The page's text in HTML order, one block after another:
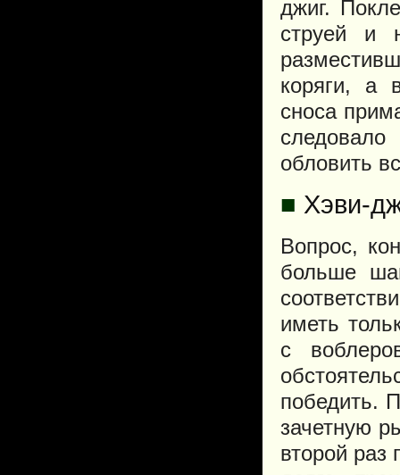
джиг.
струей и
коряги, а
сноса
обловить
■ Хэви-
Вопрос,
больше
иметь
с
победить.
зачетную
второй раз